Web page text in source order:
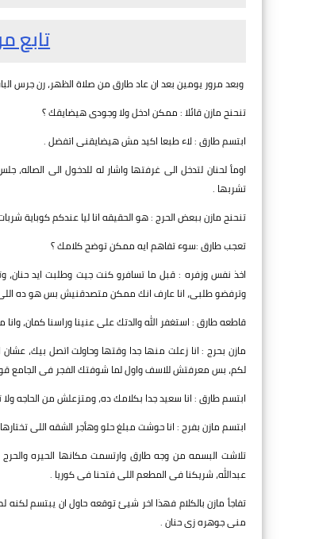
تابع
وبعد مرور يومين بعد ان عاد طارق من صلاة الظهر، رن جرس
تنحنح مازن قائلا : ممكن ادخل ولا وجودى هيضايقك ؟
ابتسم طارق : لاء طبعا اكيد مش هيضايقنى اتفضل .
اومأ لحنان لتدخل الى غرفتها واشار له للدخول الى
تشربها .
تنحنح مازن ببعض الحرج : هو الحقيقه انا ليا عندكم كوباية
تعجب طارق :سوء تفاهم ايه ممكن توضح كلامك ؟
اخذ نفس وزفره : قبل ما تسافرو كنت جيت وطلبت ايد حنان،
وترفضو طلبى، انا عارف انك ممكن متصدقنيش بس هو ده
قاطعه طارق : استغفر الله والدتك على عنينا وراسنا كمان،
مازن بحرج : انا زعلت منها جدا وقتها وحاولت اتصل بيك،
لكم، بس معرفتش للاسف واول لما شوفتك الفجر فى الجامع
ابتسم طارق : انا سعيد جدا بكلامك ده، ومتزعلش من الحاجه
ابتسم مازن بفرح : انا حوشت مبلغ حلو وهأجر الشقه اللى
تلاشت البسمه من وجه طارق وارتسمت مكانها الحيره
عبدالله، شريكنا فى المطعم اللى فتحنا فى كوريا .
تفاجأ مازن بالكلام فهذا اخر شيئ توقعه حاول ان يبتسم
منى جوهره زى حنان .